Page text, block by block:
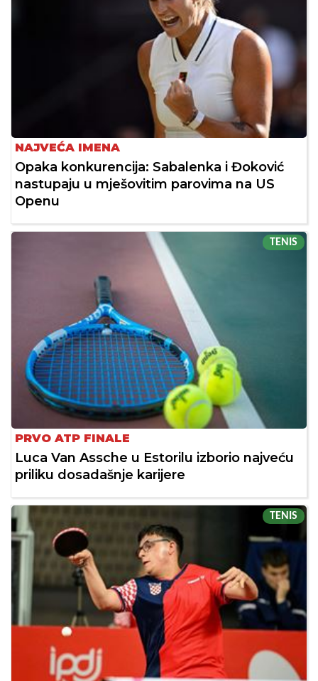
NAJVEĆA IMENA
Opaka konkurencija: Sabalenka i Đoković
nastupaju u mješovitim parovima na US
Openu
TENIS
PRVO ATP FINALE
Luca Van Assche u Estorilu izborio najveću
priliku dosadašnje karijere
TENIS